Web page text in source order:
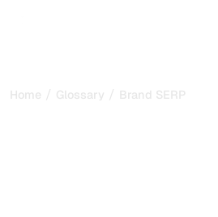
Home / Glossary / Brand SERP